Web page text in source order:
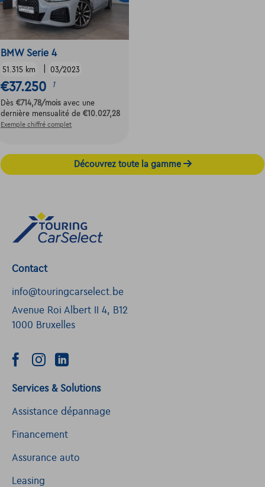
BMW Serie 4
51.315 km 03/2023
€37.250 1
Dès €714,78/mois avec une
dernière mensualité de €10.027,28
Exemple chiffré complet
Découvrez toute la gamme
Contact
info@touringcarselect.be
Avenue Roi Albert II 4, B12
1000 Bruxelles
Services & Solutions
Assistance dépannage
Financement
Assurance auto
Leasing